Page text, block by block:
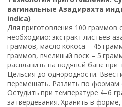
вагинальные Азадирахта
indica)
Для приготовления 100 граммов
необходимо: экстракт листьев
граммов, масло кокоса – 45
граммов, пчелиный воск – 5
расплавить на водяной бане при
Цельсия до однородности.
перемешать. Разлить по
Остудить при температуре 4–6
затвердевания. Хранить в